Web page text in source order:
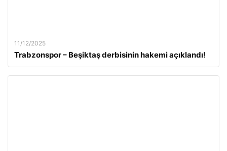
11/12/2025
Trabzonspor – Beşiktaş derbisinin hakemi açıklandı!